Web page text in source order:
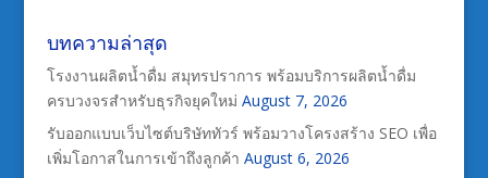
บทความล่าสุด
โรงงานผลิตน้ำดื่ม สมุทรปราการ พร้อมบริการผลิตน้ำดื่ม
ครบวงจรสำหรับธุรกิจยุคใหม่ August 7, 2026
รับออกแบบเว็บไซต์บริษัททัวร์ พร้อมวางโครงสร้าง SEO เพื่อ
เพิ่มโอกาสในการเข้าถึงลูกค้า August 6, 2026